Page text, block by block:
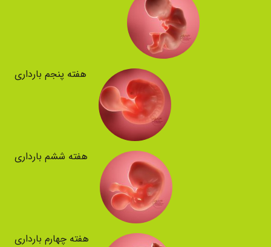
هفته پنجم بارداری
هفته ششم بارداری
هفته چهارم بارداری